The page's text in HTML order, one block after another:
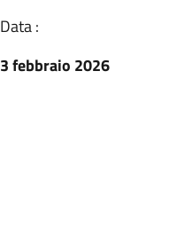
Data :
3 febbraio 2026